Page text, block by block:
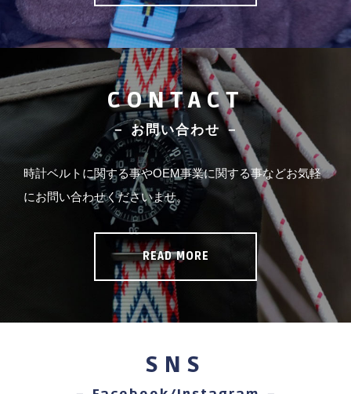
CONTACT
－ お問い合わせ －
時計ベルトに関する事やOEM事業に関する事などお気軽
にお問い合わせくださいませ。
READ MORE
SNS